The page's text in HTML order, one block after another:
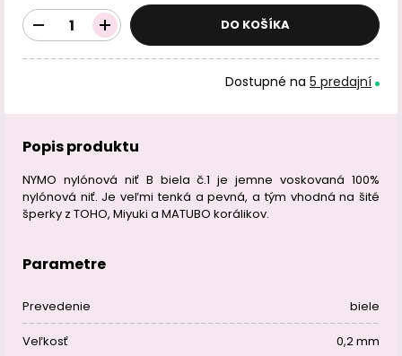
DO KOŠÍKA
Dostupné na 5 predajní
Popis produktu
NYMO nylónová niť B biela č.1 je jemne voskovaná 100%
nylónová niť. Je veľmi tenká a pevná, a tým vhodná na šité
šperky z TOHO, Miyuki a MATUBO korálikov.
Parametre
Prevedenie biele
Veľkosť 0,2 mm